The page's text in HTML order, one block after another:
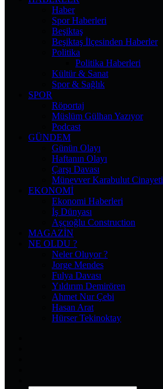
Haber
Spor Haberleri
Beşiktaş
Beşiktaş İlçesinden Haberler
Politika
Politika Haberleri
Kültür & Sanat
Spor & Sağlık
SPOR
Röportaj
Müslüm Gülhan Yazıyor
Podcast
GÜNDEM
Günün Olayı
Haftanın Olayı
Çarşı Davası
Münevver Karabulut Cinayeti
EKONOMI
Ekonomi Haberleri
İş Dünyası
Aşçıoğlu Construction
MAGAZIN
NE OLDU ?
Neler Oluyor ?
Jorge Mendes
Fulya Davası
Yıldırım Demirören
Ahmet Nur Çebi
Hasan Arat
Hürser Tekinoktay